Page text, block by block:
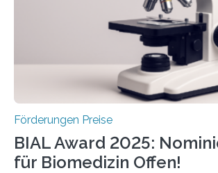
Forscherinnen und Forscher unter 40
werden soll eine herausragende
hochrangige wissenschaftliche
Förderungen Preise
BIAL Award 2025:
für Biomedizin Offen!